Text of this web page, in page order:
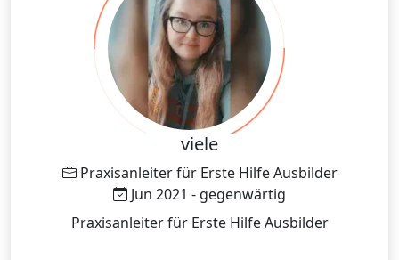
viele
Praxisanleiter für Erste Hilfe Ausbilder
Jun 2021 - gegenwärtig
Praxisanleiter für Erste Hilfe Ausbilder